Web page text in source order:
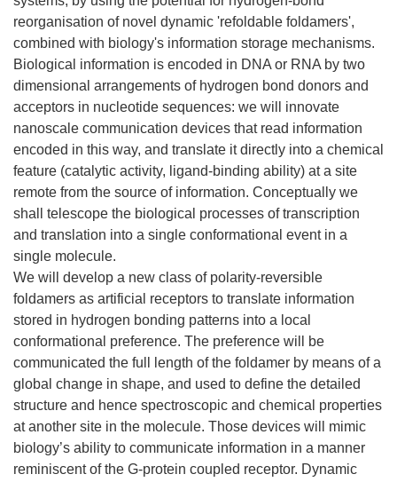
reorganisation of novel dynamic 'refoldable foldamers',
combined with biology's information storage mechanisms.
Biological information is encoded in DNA or RNA by two
dimensional arrangements of hydrogen bond donors and
acceptors in nucleotide sequences: we will innovate
nanoscale communication devices that read information
encoded in this way, and translate it directly into a chemical
feature (catalytic activity, ligand-binding ability) at a site
remote from the source of information. Conceptually we
shall telescope the biological processes of transcription
and translation into a single conformational event in a
single molecule.
We will develop a new class of polarity-reversible
foldamers as artificial receptors to translate information
stored in hydrogen bonding patterns into a local
conformational preference. The preference will be
communicated the full length of the foldamer by means of a
global change in shape, and used to define the detailed
structure and hence spectroscopic and chemical properties
at another site in the molecule. Those devices will mimic
biology’s ability to communicate information in a manner
reminiscent of the G-protein coupled receptor. Dynamic